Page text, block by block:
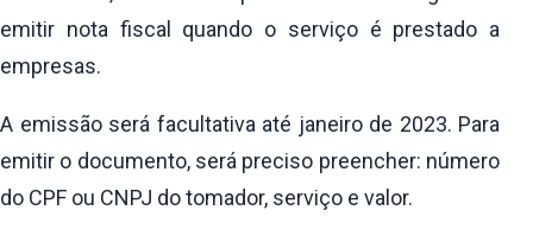
emitir nota fiscal quando o serviço é prestado a
empresas.
A emissão será facultativa até janeiro de 2023. Para
emitir o documento, será preciso preencher: número
do CPF ou CNPJ do tomador, serviço e valor.